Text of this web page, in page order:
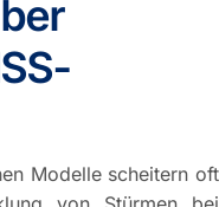
Modelle scheitern oft